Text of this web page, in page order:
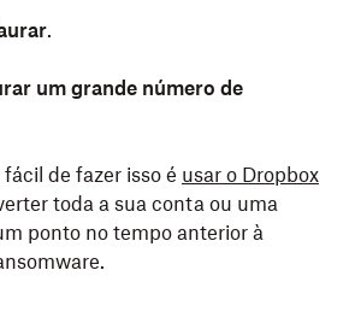
.
um grande número de
de fazer isso é usar o Dropbox
toda a sua conta ou uma
ponto no tempo anterior à